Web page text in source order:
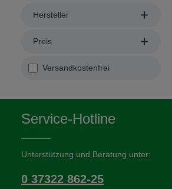
Hersteller
Preis
Filter hinzufügen: Versandkostenfrei
Versandkostenfrei
Service-Hotline
Unterstützung und Beratung unter:
0 37322 862-25